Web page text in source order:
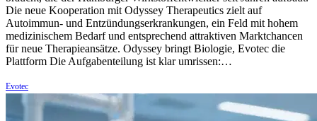
Die neue Kooperation mit Odyssey Therapeutics zielt auf
Autoimmun- und Entzündungserkrankungen, ein Feld mit hohem
medizinischem Bedarf und entsprechend attraktiven Marktchancen
für neue Therapieansätze. Odyssey bringt Biologie, Evotec die
Plattform Die Aufgabenteilung ist klar umrissen:…
Evotec